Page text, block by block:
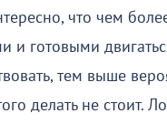
что чем
и готовыми
тем выше
делать не стоит.